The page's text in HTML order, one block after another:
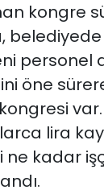
kongre
belediyede
personel
öne
lira
ne kadar